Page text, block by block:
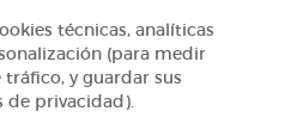
técnicas, analíticas
(para medir
y guardar sus
de privacidad).